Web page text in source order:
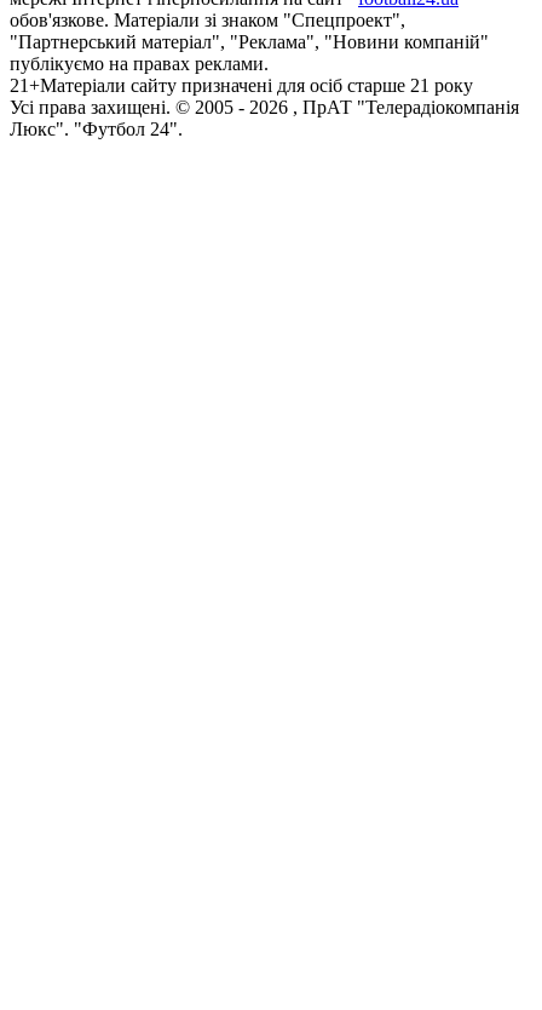
обов'язкове. Матеріали зі знаком "Спецпроект",
"Партнерський матеріал", "Реклама", "Новини компаній"
публікуємо на правах реклами.
21+Матеріали сайту призначені для осіб старше 21 року
Усi права захищенi. © 2005 - 2026 , ПрАТ "Телерадіокомпанія
Люкс". "Футбол 24".